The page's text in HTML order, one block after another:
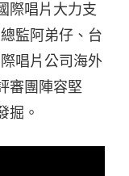
際唱片大力支
監阿弟仔、台
唱片公司海外
審團陣容堅
掘。